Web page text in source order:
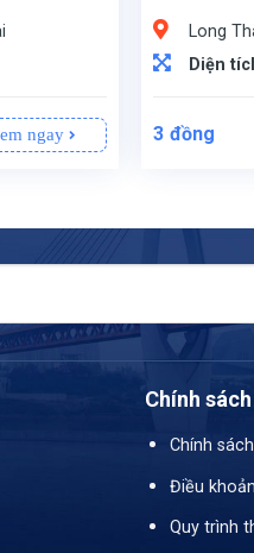
ngay
Long
Diện
3 đồng
Chính
Chính
Điều
Quy trình